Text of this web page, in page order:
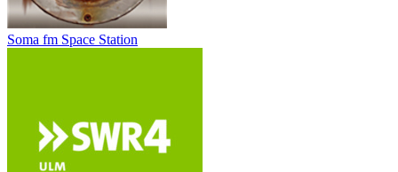
Soma fm Space Station